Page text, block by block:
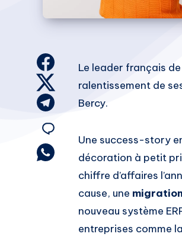
Share
Facebook
Share
Twitter
Share
Telegram
Email
Share
Le leader français
ralentissement de
Bercy.
Une success-story
décoration à petit
chiffre d’affaires
cause, une
nouveau système
entreprises comme